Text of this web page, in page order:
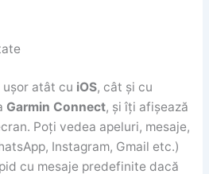
ușor atât cu iOS, cât și cu
Garmin Connect, și îți afișează
Poți vedea apeluri, mesaje,
Instagram, Gmail etc.)
cu mesaje predefinite dacă